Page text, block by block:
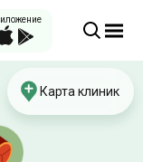
Карта клиник